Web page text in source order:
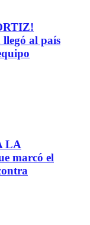
al país
LA
marcó el